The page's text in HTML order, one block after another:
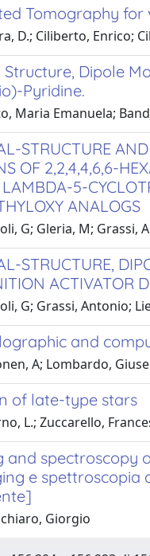
Tomography
D.; Ciliberto, Enrico;
Structure, Dipole
Pyridine.
Maria Emanuela;
STRUCTURE
OF 2,2,4,4,6,6-
5-
ANALOGS
G; Gleria, M; Grassi,
STRUCTURE,
ACTIVATOR
G; Grassi, Antonio;
and
A; Lombardo,
of late-type stars
L.; Zuccarello,
and spectroscopy
e spettroscopia
Giorgio